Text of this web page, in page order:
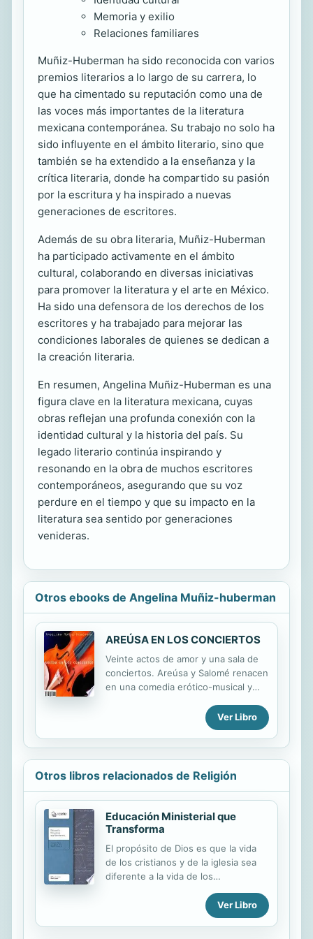
Memoria y exilio
Relaciones familiares
Muñiz-Huberman ha sido reconocida con varios
premios literarios a lo largo de su carrera, lo
que ha cimentado su reputación como una de
las voces más importantes de la literatura
mexicana contemporánea. Su trabajo no solo ha
sido influyente en el ámbito literario, sino que
también se ha extendido a la enseñanza y la
crítica literaria, donde ha compartido su pasión
por la escritura y ha inspirado a nuevas
generaciones de escritores.
Además de su obra literaria, Muñiz-Huberman
ha participado activamente en el ámbito
cultural, colaborando en diversas iniciativas
para promover la literatura y el arte en México.
Ha sido una defensora de los derechos de los
escritores y ha trabajado para mejorar las
condiciones laborales de quienes se dedican a
la creación literaria.
En resumen, Angelina Muñiz-Huberman es una
figura clave en la literatura mexicana, cuyas
obras reflejan una profunda conexión con la
identidad cultural y la historia del país. Su
legado literario continúa inspirando y
resonando en la obra de muchos escritores
contemporáneos, asegurando que su voz
perdure en el tiempo y que su impacto en la
literatura sea sentido por generaciones
venideras.
Otros ebooks de Angelina Muñiz-huberman
AREÚSA EN LOS CONCIERTOS
Veinte actos de amor y una sala de
conciertos. Areúsa y Salomé renacen
en una comedia erótico-musical y
Hanna forman un trío de viajeros que
parte y regresa a la sala
Nezahualcóyotl habiendo pasado por
York, París, Barcelona, Egipto, Israel.
Personajes guiados por la música de
Alban Berg desarrollan sus vidas a la
manera de una partitura y cada
capítulo está medido como un
las artes a la manera operística, los
museos y la pintura son una
presencia inevitable. Las obras de
Ver Libro
Otros libros relacionados de Religión
Educación Ministerial que
Transforma
El propósito de Dios es que la vida
de los cristianos y de la iglesia sea
diferente a la vida de los
iglesia deben ser «sal y luz».
Preparar a líderes espirituales que
Ver Libro